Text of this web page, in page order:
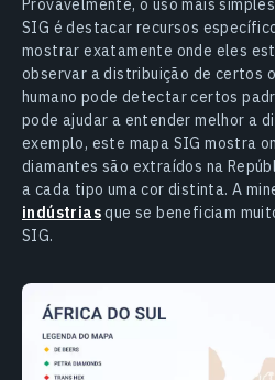
Provavelmente, o uso mais
SIG é destacar recursos
mostrar exatamente onde eles
observar a distribuição de certos
humano pode detectar certos
pode ajudar a entender melhor a
exemplo, este mapa SIG mostra
diamantes são extraídos na
a cada tipo uma cor distinta. A
indústriasque se beneficiam
SIG.